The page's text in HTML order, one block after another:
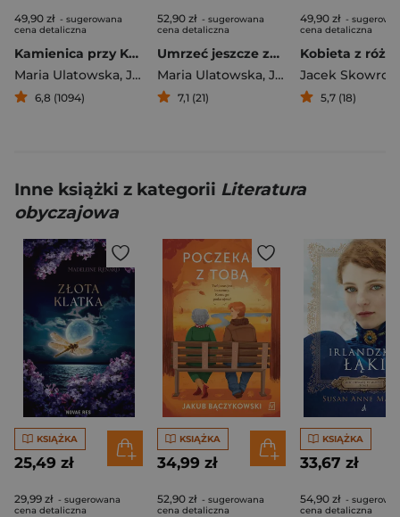
49,90 zł - sugerowana
cena detaliczna
Kamienica przy Kruczej
Maria Ulatowska, Jacek Skowroński
6,8 (1094)
52,90 zł - sugerowana
cena detaliczna
Umrzeć jeszcze zdążysz
Maria Ulatowska, Jacek Skowroński
7,1 (21)
49,90 zł -
cena detaliczna
Jacek
5,7 (18)
Inne książki z kategorii Literatura
obyczajowa
KSIĄŻKA
25,49 zł
29,99 zł - sugerowana
cena detaliczna
KSIĄŻKA
34,99 zł
52,90 zł - sugerowana
cena detaliczna
KSIĄŻKA
33,67 zł
54,90 zł -
cena detaliczna